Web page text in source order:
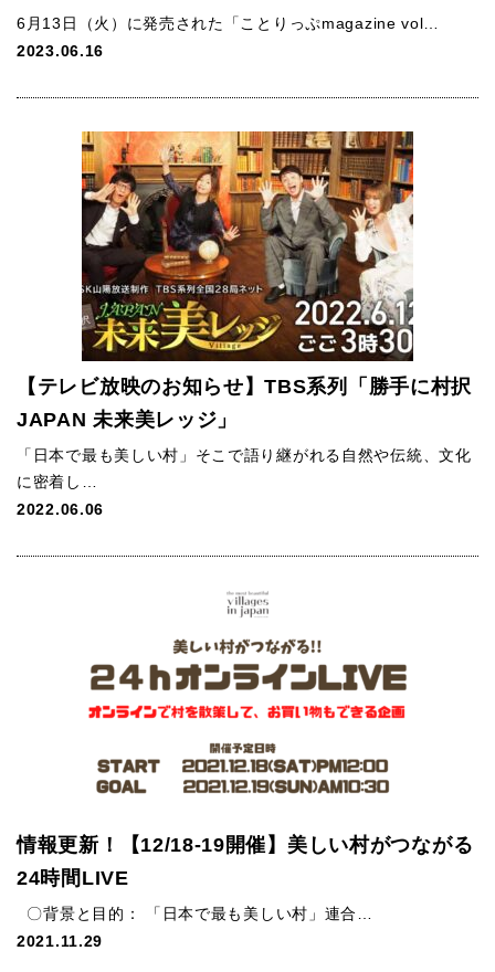
6月13日（火）に発売された「ことりっぷmagazine vol…
2023.06.16
【テレビ放映のお知らせ】TBS系列「勝手に村択
JAPAN 未来美レッジ」
「日本で最も美しい村」そこで語り継がれる自然や伝統、文化
に密着し…
2022.06.06
情報更新！【12/18-19開催】美しい村がつながる
24時間LIVE
〇背景と目的： 「日本で最も美しい村」連合…
2021.11.29